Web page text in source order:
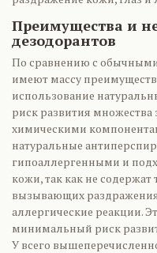
Преимущества и
дезодорантов
По сравнению с
имеют массу
использование
риск развития множества
химическими
натуральные
гипоаллергенными и
кожи, так как не
вызывающих
аллергические реакции.
минимальный риск
У всего